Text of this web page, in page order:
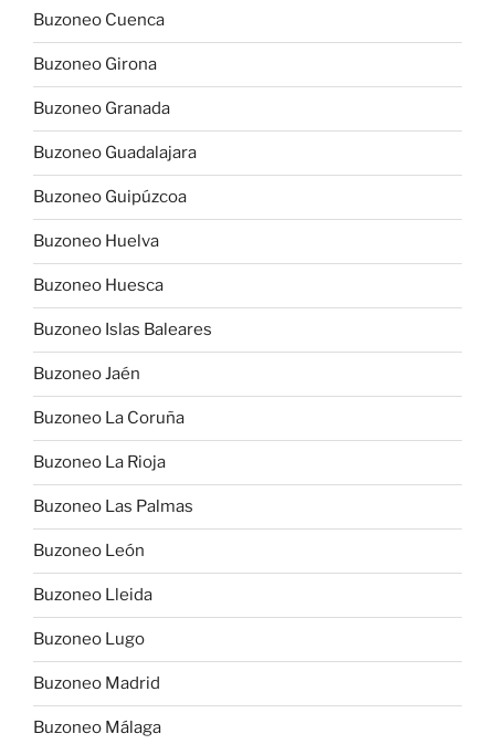
Buzoneo Cuenca
Buzoneo Girona
Buzoneo Granada
Buzoneo Guadalajara
Buzoneo Guipúzcoa
Buzoneo Huelva
Buzoneo Huesca
Buzoneo Islas Baleares
Buzoneo Jaén
Buzoneo La Coruña
Buzoneo La Rioja
Buzoneo Las Palmas
Buzoneo León
Buzoneo Lleida
Buzoneo Lugo
Buzoneo Madrid
Buzoneo Málaga